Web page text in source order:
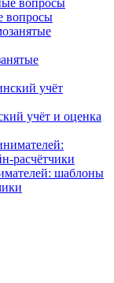
вопросы
учёт и оценка
шаблоны